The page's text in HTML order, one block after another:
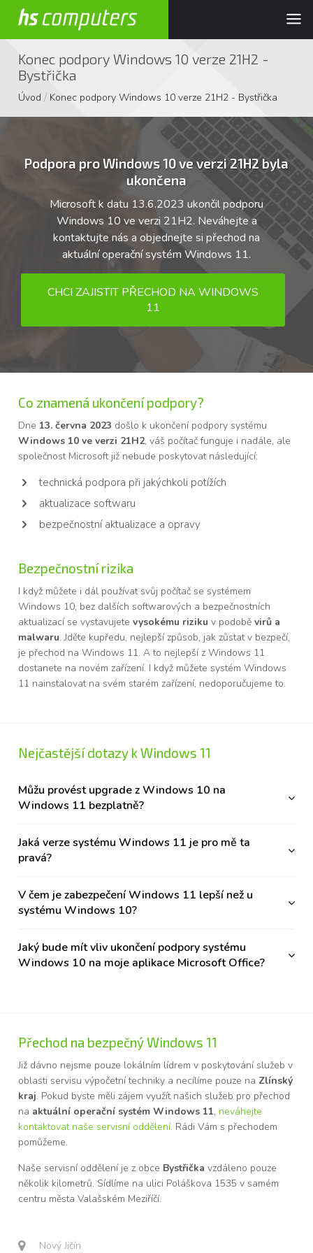
Konec podpory Windows 10 verze 21H2 -
Bystřička
Úvod / Konec podpory Windows 10 verze 21H2 - Bystřička
Podpora pro Windows 10 ve verzi 21H2 byla
ukončena
Microsoft k datu 13.6.2023 ukončil podporu
Windows 10 ve verzi 21H2. Neváhejte a
kontaktujte nás a objednejte si přechod na
aktuální operační systém Windows 11.
CHCI ZAJISTIT PŘECHOD NA WINDOWS
11
Co znamená ukončení podpory?
Dne 13. června 2023 došlo k ukončení podpory systému
Windows 10 ve verzi 21H2, váš počítač funguje i nadále, ale
společnost Microsoft již nebude poskytovat následující:
technická podpora při jakýchkoli potížích
aktualizace softwaru
bezpečnostní aktualizace a opravy
Bezpečnostní rizika
I když můžete i dál používat svůj počítač se systémem
Windows 10, bez dalších softwarových a bezpečnostních
aktualizací se vystavujetevysokému riziku v podoběvirů a
malwaru. Jděte kupředu, nejlepší způsob, jak zůstat v bezpečí,
je přechod na Windows 11. A to nejlepší z Windows 11
dostanete na novém zařízení. I když můžete systém Windows
11 nainstalovat na svém starém zařízení, nedoporučujeme to.
Nejčastější dotazy k Windows 11
Můžu provést upgrade z Windows 10 na
Windows 11 bezplatně?
Jaká verze systému Windows 11 je pro mě ta
pravá?
V čem je zabezpečení Windows 11 lepší než u
systému Windows 10?
Jaký bude mít vliv ukončení podpory systému
Windows 10 na moje aplikace Microsoft Office?
Přechod na bezpečný Windows 11
Již dávno nejsme pouze lokálním lídrem v poskytování služeb v
oblasti servisu výpočetní techniky a necílíme pouze na Zlínský
kraj. Pokud byste měli zájem využít našich služeb pro přechod
na aktuální operační systém Windows 11, neváhejte
kontaktovat naše servisní oddělení. Rádi Vám s přechodem
pomůžeme.
Naše servisní oddělení je z obce Bystřička vzdáleno pouze
několik kilometrů. Sídlíme na ulici Poláškova 1535 v samém
centru města Valašském Meziříčí.
Nový Jičín